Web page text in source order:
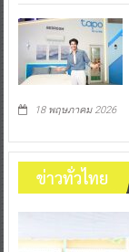
18 พฤษภาคม 2026
ข่าวทั่วไทย